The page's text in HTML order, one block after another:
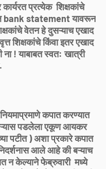
प्रत्येक शिक्षकांचे
bank statement यावरून
वेतन हे दुसऱ्याच एखाद
शिक्षकांचे किंवा इतर एखाद
ना ! याबाबत स्वत: खात्री
कपात करण्यात
पडलेला एकूण आयकर
पटीत ) अशा प्रकारे कपात
आले आहे की बऱ्याच
न केल्याने फेब्रुवारी मध्ये